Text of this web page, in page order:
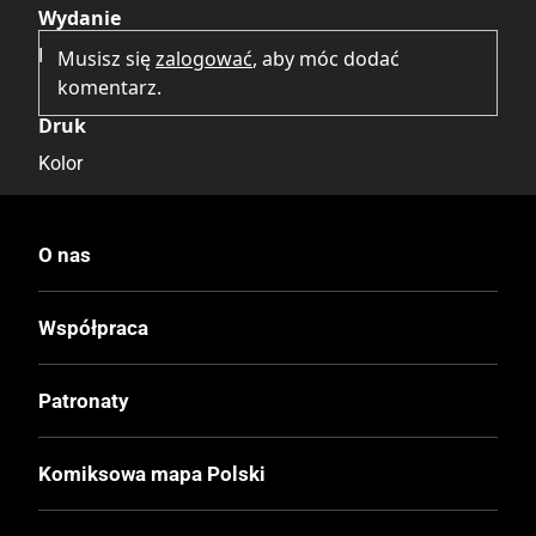
Wydanie
I
Druk
Kolor
Format
144
Musisz sięzalogować, aby móc dodać
komentarz.
O nas
Współpraca
Patronaty
Komiksowa mapa Polski